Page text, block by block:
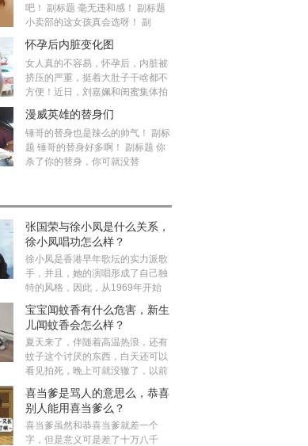
吧！ 副标题 毫无违和感！ 副标题
小卖部的这女孩真会选呀！ 副
怀孕后内脏变化图
女人真的不容易，怀孕后，内脏被
挤压的严重，挺着大肚子干啥都不
方便！近日，刘嘉姵和闺蜜集体拍
漫威英雄的替身们
锤哥的替身也是辣么的帅气！ 副标
题 锤哥的替身好多啊！ 副标题 你
杀了你的替身，你可就没替
张国荣与徐小凤是什么关系，
徐小凤唱功怎么样？
徐小凤是香港早年歌坛的实力派歌
手，并且，她的演唱形成了自己独
特的风格，因此，从1969年开始
宝宝闻蚊香有什么危害，新生
儿闻蚊香会怎么样？
夏天来了，伴随着高温热浪，还有
蚊子这个讨厌的东西，白天还可以
看见拍死，晚上可就没辙了，以前
喜当爹是骂人的意思么，恭喜
别人能用喜当爹么？
喜当爹虽然和恭喜当爹就差一个
字，但是意义可是差了十万八千